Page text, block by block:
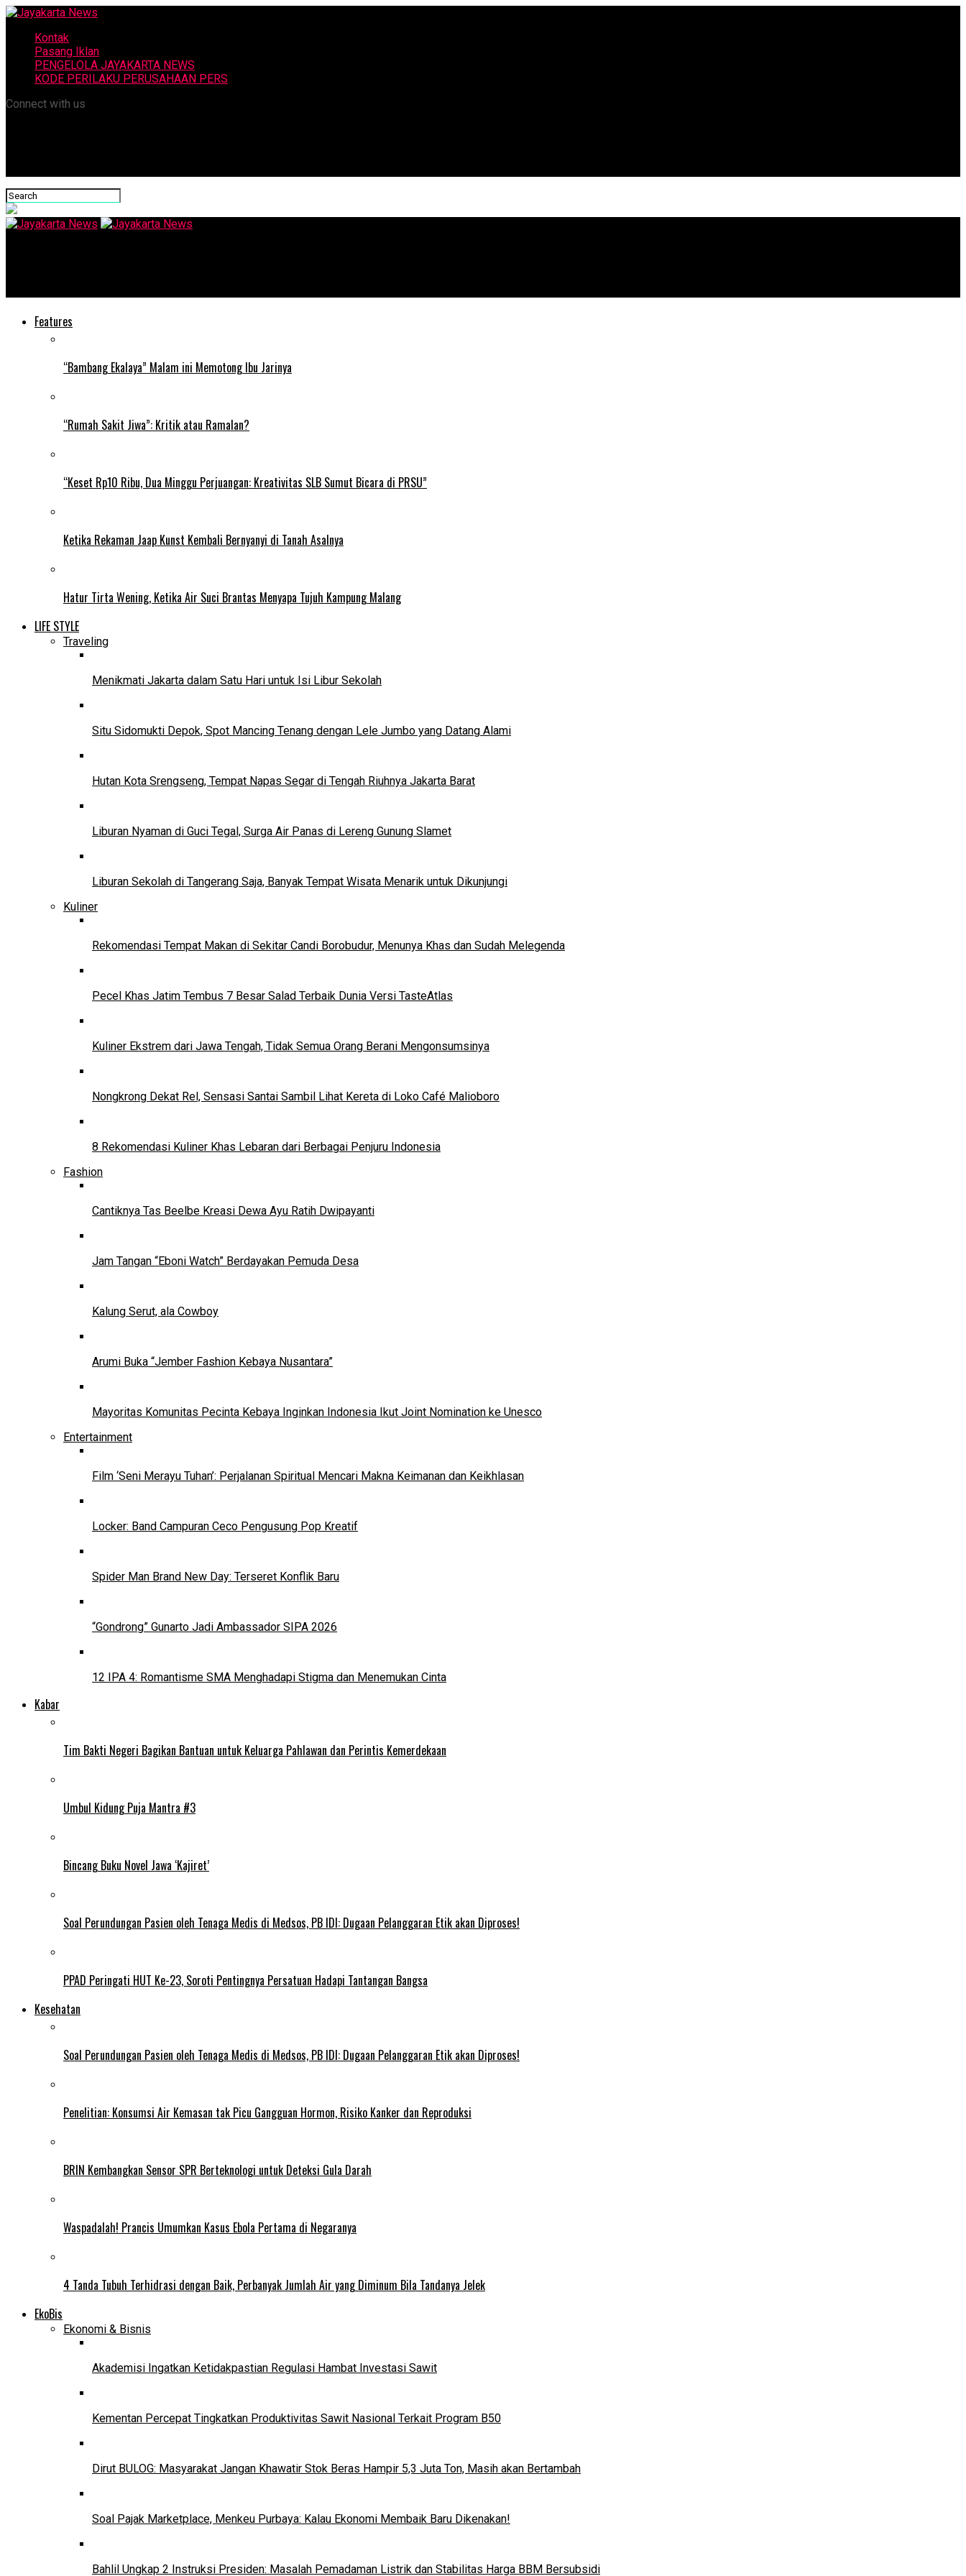
Kontak
Pasang Iklan
PENGELOLA JAYAKARTA NEWS
KODE PERILAKU PERUSAHAAN PERS
Connect with us
Features
“Bambang Ekalaya” Malam ini Memotong Ibu Jarinya
“Rumah Sakit Jiwa”: Kritik atau Ramalan?
“Keset Rp10 Ribu, Dua Minggu Perjuangan: Kreativitas SLB Sumut Bicara di PRSU”
Ketika Rekaman Jaap Kunst Kembali Bernyanyi di Tanah Asalnya
Hatur Tirta Wening, Ketika Air Suci Brantas Menyapa Tujuh Kampung Malang
LIFE STYLE
Traveling
Menikmati Jakarta dalam Satu Hari untuk Isi Libur Sekolah
Situ Sidomukti Depok, Spot Mancing Tenang dengan Lele Jumbo yang Datang Alami
Hutan Kota Srengseng, Tempat Napas Segar di Tengah Riuhnya Jakarta Barat
Liburan Nyaman di Guci Tegal, Surga Air Panas di Lereng Gunung Slamet
Liburan Sekolah di Tangerang Saja, Banyak Tempat Wisata Menarik untuk Dikunjungi
Kuliner
Rekomendasi Tempat Makan di Sekitar Candi Borobudur, Menunya Khas dan Sudah Melegenda
Pecel Khas Jatim Tembus 7 Besar Salad Terbaik Dunia Versi TasteAtlas
Kuliner Ekstrem dari Jawa Tengah, Tidak Semua Orang Berani Mengonsumsinya
Nongkrong Dekat Rel, Sensasi Santai Sambil Lihat Kereta di Loko Café Malioboro
8 Rekomendasi Kuliner Khas Lebaran dari Berbagai Penjuru Indonesia
Fashion
Cantiknya Tas Beelbe Kreasi Dewa Ayu Ratih Dwipayanti
Jam Tangan “Eboni Watch” Berdayakan Pemuda Desa
Kalung Serut, ala Cowboy
Arumi Buka “Jember Fashion Kebaya Nusantara”
Mayoritas Komunitas Pecinta Kebaya Inginkan Indonesia Ikut Joint Nomination ke Unesco
Entertainment
Film ‘Seni Merayu Tuhan’: Perjalanan Spiritual Mencari Makna Keimanan dan Keikhlasan
Locker: Band Campuran Ceco Pengusung Pop Kreatif
Spider Man Brand New Day: Terseret Konflik Baru
“Gondrong” Gunarto Jadi Ambassador SIPA 2026
12 IPA 4: Romantisme SMA Menghadapi Stigma dan Menemukan Cinta
Kabar
Tim Bakti Negeri Bagikan Bantuan untuk Keluarga Pahlawan dan Perintis Kemerdekaan
Umbul Kidung Puja Mantra #3
Bincang Buku Novel Jawa ‘Kajiret’
Soal Perundungan Pasien oleh Tenaga Medis di Medsos, PB IDI: Dugaan Pelanggaran Etik akan Diproses!
PPAD Peringati HUT Ke-23, Soroti Pentingnya Persatuan Hadapi Tantangan Bangsa
Kesehatan
Soal Perundungan Pasien oleh Tenaga Medis di Medsos, PB IDI: Dugaan Pelanggaran Etik akan Diproses!
Penelitian: Konsumsi Air Kemasan tak Picu Gangguan Hormon, Risiko Kanker dan Reproduksi
BRIN Kembangkan Sensor SPR Berteknologi untuk Deteksi Gula Darah
Waspadalah! Prancis Umumkan Kasus Ebola Pertama di Negaranya
4 Tanda Tubuh Terhidrasi dengan Baik, Perbanyak Jumlah Air yang Diminum Bila Tandanya Jelek
EkoBis
Ekonomi & Bisnis
Akademisi Ingatkan Ketidakpastian Regulasi Hambat Investasi Sawit
Kementan Percepat Tingkatkan Produktivitas Sawit Nasional Terkait Program B50
Dirut BULOG: Masyarakat Jangan Khawatir Stok Beras Hampir 5,3 Juta Ton, Masih akan Bertambah
Soal Pajak Marketplace, Menkeu Purbaya: Kalau Ekonomi Membaik Baru Dikenakan!
Bahlil Ungkap 2 Instruksi Presiden: Masalah Pemadaman Listrik dan Stabilitas Harga BBM Bersubsidi